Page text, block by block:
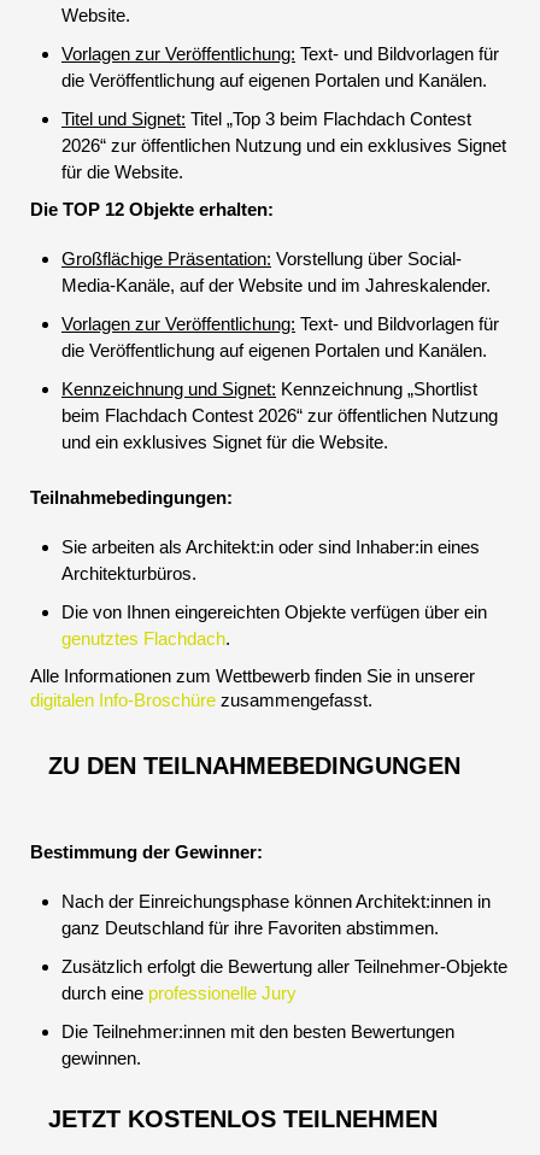
Website.
Vorlagen zur Veröffentlichung: Text- und Bildvorlagen für
die Veröffentlichung auf eigenen Portalen und Kanälen.
Titel und Signet: Titel „Top 3 beim Flachdach Contest
2026“ zur öffentlichen Nutzung und ein exklusives Signet
für die Website.
Die TOP 12 Objekte erhalten:
Großflächige Präsentation: Vorstellung über Social-
Media-Kanäle, auf der Website und im Jahreskalender.
Vorlagen zur Veröffentlichung: Text- und Bildvorlagen für
die Veröffentlichung auf eigenen Portalen und Kanälen.
Kennzeichnung und Signet: Kennzeichnung „Shortlist
beim Flachdach Contest 2026“ zur öffentlichen Nutzung
und ein exklusives Signet für die Website.
Teilnahmebedingungen:
Sie arbeiten als Architekt:in oder sind Inhaber:in eines
Architekturbüros.
Die von Ihnen eingereichten Objekte verfügen über ein
genutztes Flachdach.
Alle Informationen zum Wettbewerb finden Sie in unserer
digitalen Info-Broschüre zusammengefasst.
ZU DEN TEILNAHMEBEDINGUNGEN
Bestimmung der Gewinner:
Nach der Einreichungsphase können Architekt:innen in
ganz Deutschland für ihre Favoriten abstimmen.
Zusätzlich erfolgt die Bewertung aller Teilnehmer-Objekte
durch eine professionelle Jury
Die Teilnehmer:innen mit den besten Bewertungen
gewinnen.
JETZT KOSTENLOS TEILNEHMEN